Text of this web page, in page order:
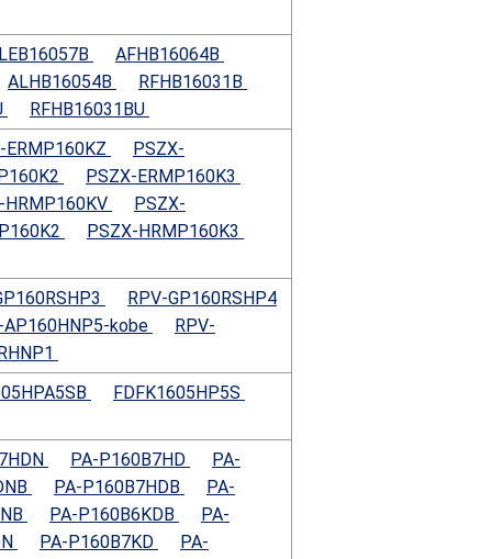
AFHB16064B
ALHB16054B
RFHB16031B
RFHB16031BU
ERMP160KZ
PSZX-
PSZX-ERMP160K3
HRMP160KV
PSZX-
PSZX-HRMP160K3
RPV-GP160RSHP4
AP160HNP5-kobe
RPV-
FDFK1605HP5S
PA-P160B7HD
PA-
PA-P160B7HDB
PA-
PA-P160B6KDB
PA-
PA-P160B7KD PA-